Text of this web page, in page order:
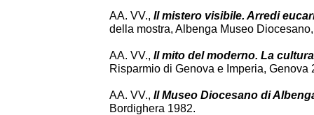
AA. VV., Il mistero visibile. Arredi
della mostra, Albenga Museo
AA. VV., Il mito del moderno. La
Risparmio di Genova e Imperia, Genova
AA. VV., Il Museo Diocesano di
Bordighera 1982.